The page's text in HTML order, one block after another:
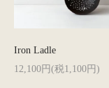
Iron Ladle
12,100円(税1,100円)